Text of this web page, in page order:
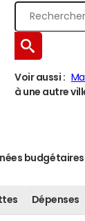
Voir aussi :
à une autre
budgétaires
Dépenses